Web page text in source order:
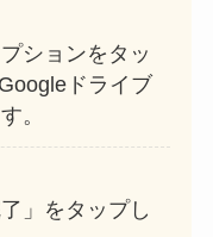
ションをタッ
ドライブ
。
」をタップし